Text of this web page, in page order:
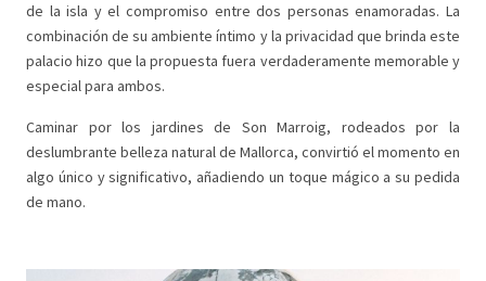
de la isla y el compromiso entre dos personas enamoradas. La
combinación de su ambiente íntimo y la privacidad que brinda este
palacio hizo que la propuesta fuera verdaderamente memorable y
especial para ambos.
Caminar por los jardines de Son Marroig, rodeados por la
deslumbrante belleza natural de Mallorca, convirtió el momento en
algo único y significativo, añadiendo un toque mágico a su pedida
de mano.